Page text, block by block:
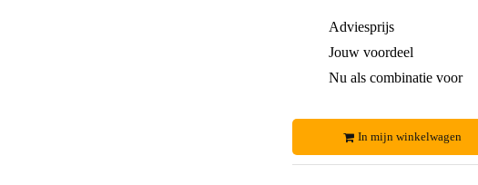
Adviesprijs
Jouw voordeel
Nu als combinatie voor
In mijn winkelwagen